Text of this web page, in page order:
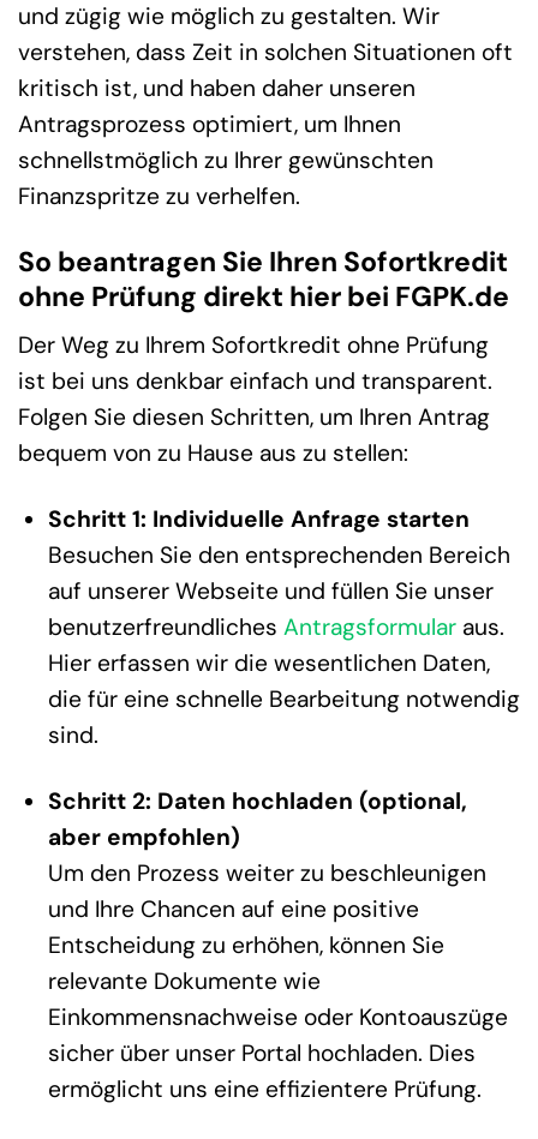
und zügig wie möglich zu gestalten. Wir
verstehen, dass Zeit in solchen Situationen oft
kritisch ist, und haben daher unseren
Antragsprozess optimiert, um Ihnen
schnellstmöglich zu Ihrer gewünschten
Finanzspritze zu verhelfen.
So beantragen Sie Ihren Sofortkredit
ohne Prüfung direkt hier bei FGPK.de
Der Weg zu Ihrem Sofortkredit ohne Prüfung
ist bei uns denkbar einfach und transparent.
Folgen Sie diesen Schritten, um Ihren Antrag
bequem von zu Hause aus zu stellen:
Schritt 1: Individuelle Anfrage starten
Besuchen Sie den entsprechenden Bereich
auf unserer Webseite und füllen Sie unser
benutzerfreundliches Antragsformularaus.
Hier erfassen wir die wesentlichen Daten,
die für eine schnelle Bearbeitung notwendig
sind.
Schritt 2: Daten hochladen (optional,
aber empfohlen)
Um den Prozess weiter zu beschleunigen
und Ihre Chancen auf eine positive
Entscheidung zu erhöhen, können Sie
relevante Dokumente wie
Einkommensnachweise oder Kontoauszüge
sicher über unser Portal hochladen. Dies
ermöglicht uns eine effizientere Prüfung.